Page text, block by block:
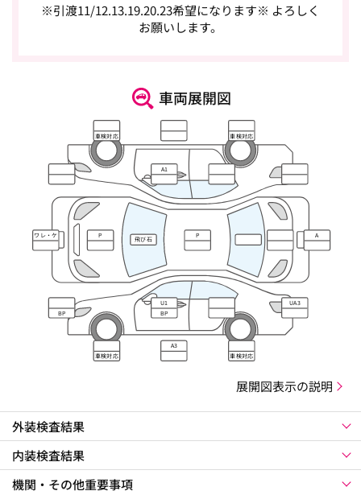
※引渡11/12.13.19.20.23希望になります※ よろしく
お願いします。
車両展開図
車検対応 車検対応
A1
ワレ・ケ
ズレ
P
飛び石
P A
BP
U1
BP
UA3
車検対応
A3
車検対応
展開図表示の説明
外装検査結果
内装検査結果
機関・その他重要事項